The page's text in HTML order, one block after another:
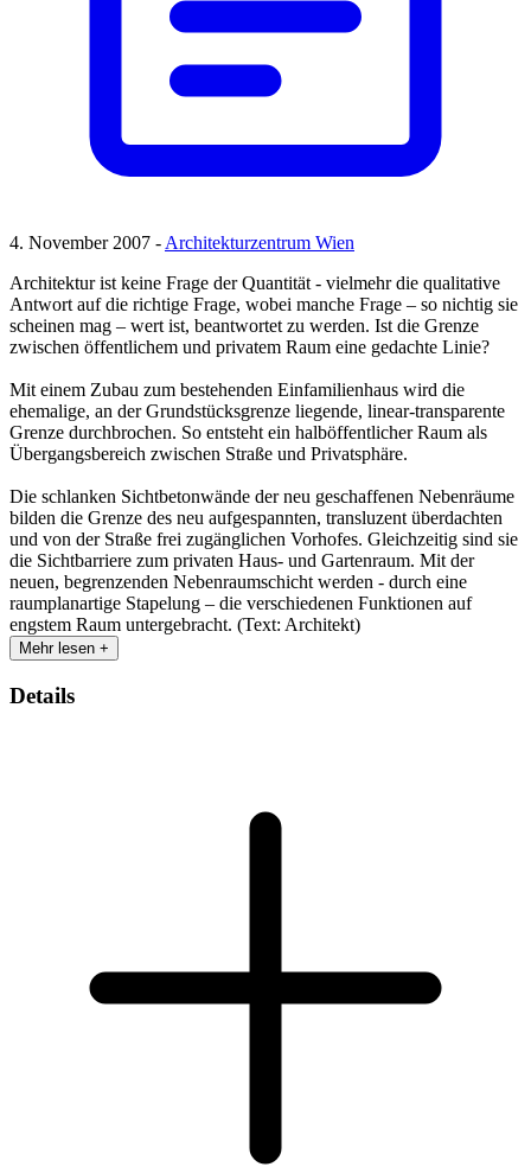
4. November 2007 -Architekturzentrum Wien
Architektur ist keine Frage der Quantität - vielmehr die qualitative
Antwort auf die richtige Frage, wobei manche Frage – so nichtig sie
scheinen mag – wert ist, beantwortet zu werden. Ist die Grenze
zwischen öffentlichem und privatem Raum eine gedachte Linie?
Mit einem Zubau zum bestehenden Einfamilienhaus wird die
ehemalige, an der Grundstücksgrenze liegende, linear-transparente
Grenze durchbrochen. So entsteht ein halböffentlicher Raum als
Übergangsbereich zwischen Straße und Privatsphäre.
Die schlanken Sichtbetonwände der neu geschaffenen Nebenräume
bilden die Grenze des neu aufgespannten, transluzent überdachten
und von der Straße frei zugänglichen Vorhofes. Gleichzeitig sind sie
die Sichtbarriere zum privaten Haus- und Gartenraum. Mit der
neuen, begrenzenden Nebenraumschicht werden - durch eine
raumplanartige Stapelung – die verschiedenen Funktionen auf
engstem Raum untergebracht. (Text: Architekt)
Mehr lesen +
Details